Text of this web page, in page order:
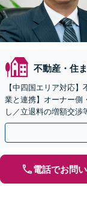
不動産・住
【中四国エリア対応
業と連携】オーナー側
し／立退料の増額交渉
お任せ！【夜間・休日
電話でお問